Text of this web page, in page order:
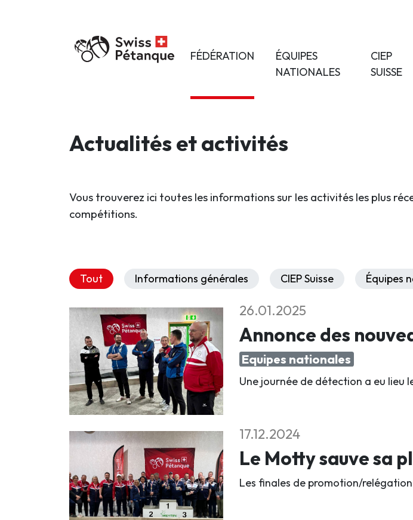
FÉDÉRATION
ÉQUIPES
NATIONALES
CIEP
SUISSE
Actualités et activités
Vous trouverez ici toutes les informations sur les activités les plus
compétitions.
Tout Informations générales CIEP Suisse Équipes
26.01.2025
Annonce des
Equipes nationales
Une journée de détection a eu lieu
17.12.2024
Le Motty sauve sa
Les finales de promotion/